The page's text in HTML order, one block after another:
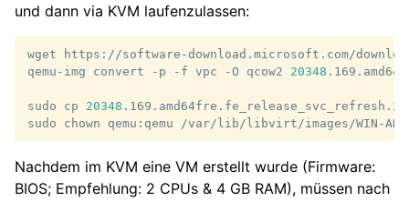
und dann via KVM laufenzulassen:
wget
https://software-download.microsoft.com/
qemu-img
convert -p -f vpc -O qcow2 20348
sudo cp 20348
sudo
chown qemu:qemu
Nachdem im KVM eine VM erstellt wurde (Firmware:
BIOS; Empfehlung: 2 CPUs & 4 GB RAM), müssen nach